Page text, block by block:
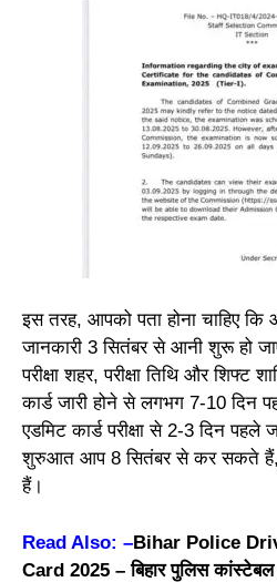
इस तरह, आपको पता होना चाहिए कि
जानकारी 3 सितंबर से आनी शुरू हो
परीक्षा शहर, परीक्षा तिथि और शिफ्ट
कार्ड जारी होने से लगभग 7-10 दिन
एडमिट कार्ड परीक्षा से 2-3 दिन पहले
शुरुआत आप 8 सितंबर से कर सकते
हैं।
Read Also: –Bihar Police
Card 2025 – बिहार पुलिस कांस्टेबल